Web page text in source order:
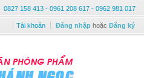
0827 158 413 - 0961 208 617 - 0962 981 017
Tài khoản Đăng nhập hoặc Đăng ký